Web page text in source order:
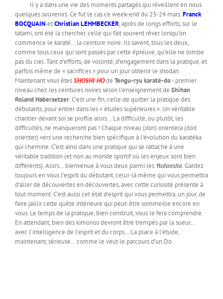
Il y a dans une vie des moments partagés qui réveillent en nous
quelques souvenirs. Ce fut le cas ce week-end du 23-24 mars.Franck
BOCQUAIN etChristian LEHMBECKER, après de longs efforts, sur le
tatami, ont été la chercher, celle qui fait souvent rêver lorsqu’on
commence le karaté… la ceinture noire. Ils savent, tous les deux,
comme tous ceux qui sont passés par cette épreuve, qu’elle ne tombe
pas du ciel. Tant d’efforts, de volonté, d’engagement dans la pratique, et
parfois même de « sacrifices » pour un jour obtenir le shodan.
Maintenant vous êtesSHOSHI-HOde Tengu-ryu karaté-do- premier
niveau chez les ceintures noires selon l'enseignement de Shihan
Roland Habersetzer. C’est une fin, celle de quitter la pratique des
débutants, pour entrer dans les « études supérieures ». Un véritable
chantier devant soi se profile alors… La difficulté, ou plutôt, les
difficultés, ne manqueront pas ! Chaque niveau (dan) orientera (doit
orienter) vers une recherche bien spécifique à l’évolution du karatéka
qui chemine. C’est ainsi dans une pratique qui se rattache à une
véritable tradition (et non au monde sportif où les enjeux sont bien
différents). Alors… bienvenue à vous deux parmi les Yudansha. Gardez
toujours en vous l’esprit du débutant, celui-là même qui vous permettra
d’aller de découvertes en découvertes, avec cette curiosité présente à
tout moment. C’est aussi cet état d’esprit qui vous permettra, un jour, de
faire jaillir cette quête intérieure qui peut-être sommeille encore en
vous. Le temps de la pratique, bien construit, vous le fera comprendre.
En attendant, bien des kimonos devront être trempés par la sueur…
avec l’intelligence de l’esprit et du corps… La place à l’étude,
maintenant, sérieuse… comme le veut le parcours d’un Do.